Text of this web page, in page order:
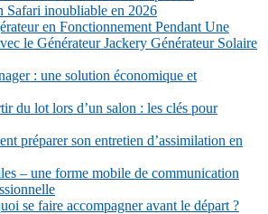
Safari inoubliable en 2026
en Fonctionnement Pendant Une
le Générateur Jackery Générateur Solaire
: une solution économique et
du lot lors d’un salon : les clés pour
préparer son entretien d’assimilation en
– une forme mobile de communication
se faire accompagner avant le départ ?